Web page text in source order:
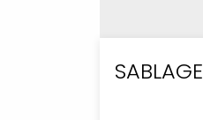
SABLAGE